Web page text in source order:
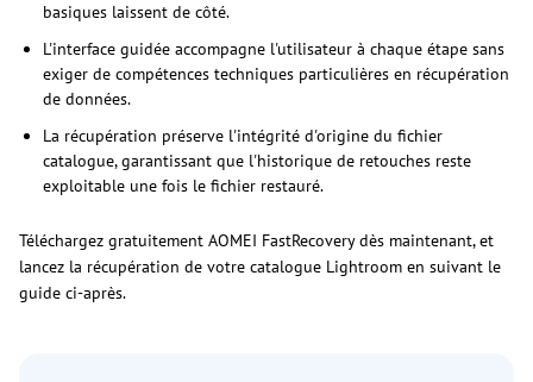
basiques laissent de côté.
L'interface guidée accompagne l'utilisateur à chaque étape sans
exiger de compétences techniques particulières en récupération
de données.
La récupération préserve l'intégrité d'origine du fichier
catalogue, garantissant que l'historique de retouches reste
exploitable une fois le fichier restauré.
Téléchargez gratuitement AOMEI FastRecovery dès maintenant, et
lancez la récupération de votre catalogue Lightroom en suivant le
guide ci-après.